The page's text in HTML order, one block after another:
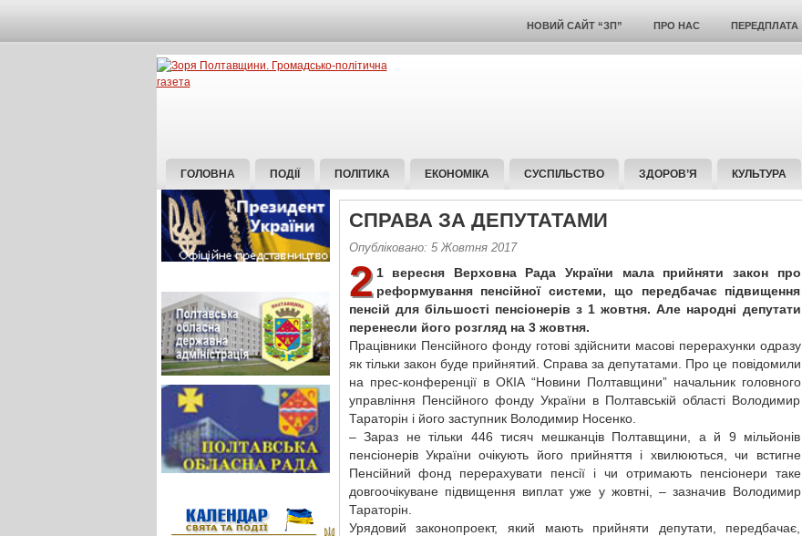
НОВИЙ САЙТ “ЗП” ПРО НАС ПЕРЕДПЛАТА
ГОЛОВНА ПОДІЇ ПОЛІТИКА ЕКОНОМІКА СУСПІЛЬСТВО ЗДОРОВ’Я КУЛЬТУРА
СПРАВА ЗА ДЕПУТАТАМИ
Опубліковано: 5 Жовтня 2017
2 1 вересня Верховна Рада України мала прийняти закон про
реформування пенсійної системи, що передбачає підвищення
пенсій для більшості пенсіонерів з 1 жовтня. Але народні депутати
перенесли його розгляд на 3 жовтня.
Працівники Пенсійного фонду готові здійснити масові перерахунки одразу
як тільки закон буде прийнятий. Справа за депутатами. Про це повідомили
на прес-конференції в ОКІА “Новини Полтавщини” начальник головного
управління Пенсійного фонду України в Полтавській області Володимир
Тараторін і його заступник Володимир Носенко.
– Зараз не тільки 446 тисяч мешканців Полтавщини, а й 9 мільйонів
пенсіонерів України очікують його прийняття і хвилюються, чи встигне
Пенсійний фонд перерахувати пенсії і чи отримають пенсіонери таке
довгоочікуване підвищення виплат уже у жовтні, – зазначив Володимир
Тараторін.
Урядовий законопроект, який мають прийняти депутати, передбачає,